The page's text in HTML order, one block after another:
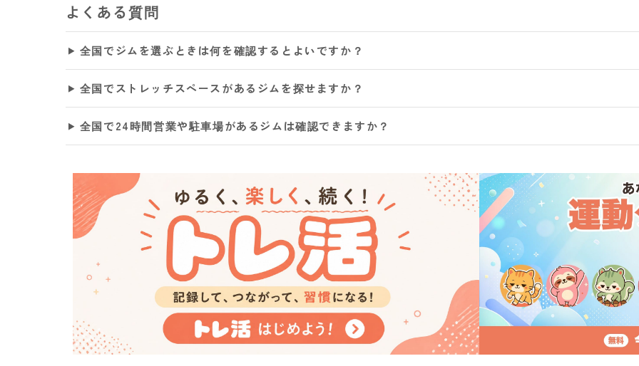
よくある質問
全国でジムを選ぶときは何を確認するとよいですか？
全国でストレッチスペースがあるジムを探せますか？
全国で24時間営業や駐車場があるジムは確認できますか？